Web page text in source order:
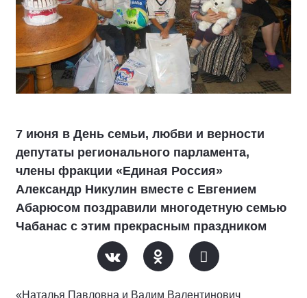
7 июня в День семьи, любви и верности
депутаты регионального парламента,
члены фракции «Единая Россия»
Александр Никулин вместе с Евгением
Абарюсом поздравили многодетную семью
Чабанас с этим прекрасным праздником
«Наталья Павловна и Вадим Валентинович